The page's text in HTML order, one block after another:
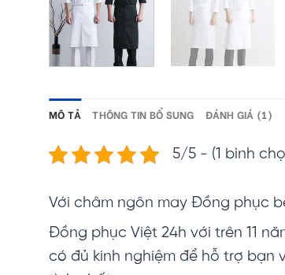
MÔ TẢ THÔNG TIN BỔ SUNG ĐÁNH GIÁ (1)
5/5 - (1 bình
Với châm ngôn may Đồng phục
Đồng phục Việt 24h với trên 11
có đủ kinh nghiệm để hỗ trợ bạn